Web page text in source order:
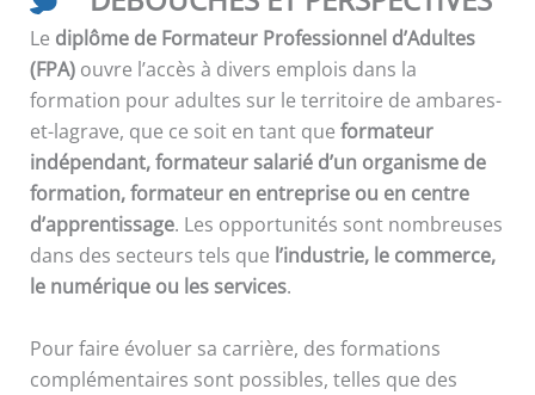
Le diplôme de Formateur Professionnel d’Adultes
(FPA) ouvre l’accès à divers emplois dans la
formation pour adultes sur le territoire de ambares-
et-lagrave, que ce soit en tant que formateur
indépendant, formateur salarié d’un organisme de
formation, formateur en entreprise ou en centre
d’apprentissage. Les opportunités sont nombreuses
dans des secteurs tels que l’industrie, le commerce,
le numérique ou les services.
Pour faire évoluer sa carrière, des formations
complémentaires sont possibles, telles que des